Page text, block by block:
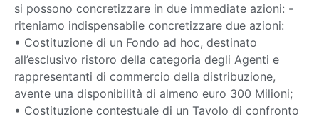
si possono concretizzare in due immediate azioni: -
riteniamo indispensabile concretizzare due azioni:
• Costituzione di un Fondo ad hoc, destinato
all’esclusivo ristoro della categoria degli Agenti e
rappresentanti di commercio della distribuzione,
avente una disponibilità di almeno euro 300 Milioni;
• Costituzione contestuale di un Tavolo di confronto